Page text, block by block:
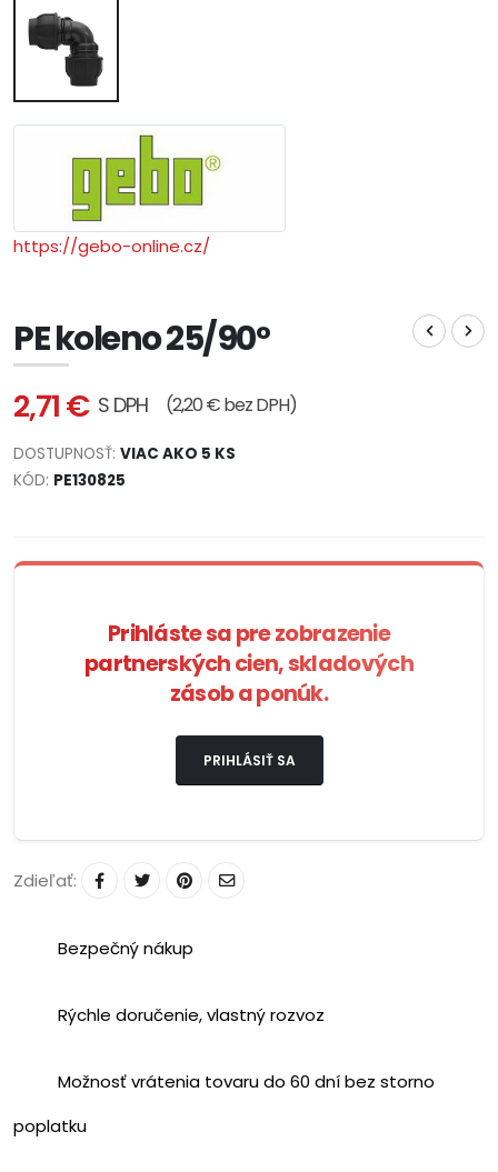
https://gebo-online.cz/
PE koleno 25/90°
2,71 € S DPH (2,20 € bez DPH)
DOSTUPNOSŤ: VIAC AKO 5 KS
KÓD: PE130825
Prihláste sa pre zobrazenie
partnerských cien, skladových
zásob a ponúk.
PRIHLÁSIŤ SA
Zdieľať:
Bezpečný nákup
Rýchle doručenie, vlastný rozvoz
Možnosť vrátenia tovaru do 60 dní bez storno
poplatku